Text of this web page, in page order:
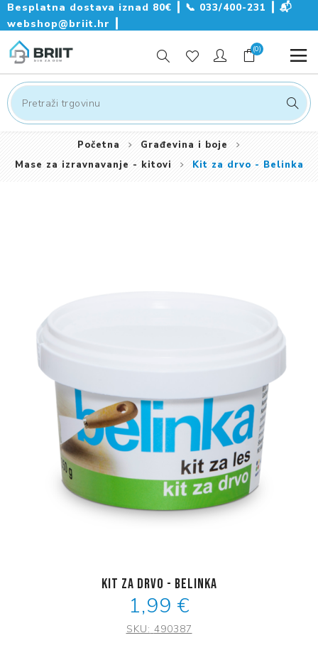
Besplatna dostava iznad 80€ ┃ 📞 033/400-231
📬
webshop@briit.hr
(0)
Početna
Građevina i boje
Mase za izravnavanje - kitovi
Kit za drvo - Belinka
Kit za drvo - Belinka
1,99 €
SKU: 490387